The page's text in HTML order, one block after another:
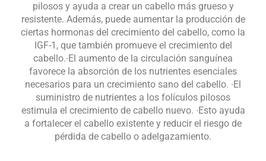
pilosos y ayuda a crear un cabello más grueso y
resistente. ​ Además, puede aumentar la producción de
ciertas hormonas del crecimiento del cabello, como la
IGF-1, que también promueve el crecimiento del
cabello.​ ∙El aumento de la circulación sanguínea
favorece la absorción de los nutrientes esenciales
necesarios para un crecimiento sano del cabello. ∙El
suministro de nutrientes a los folículos pilosos
estimula el crecimiento de cabello nuevo. ∙Esto ayuda
a fortalecer el cabello existente y reducir el riesgo de
pérdida de cabello o adelgazamiento.